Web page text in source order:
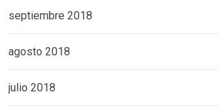
septiembre 2018
agosto 2018
julio 2018